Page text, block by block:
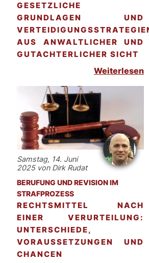
GESETZLICHE
GRUNDLAGEN UND
AUS ANWALTLICHER UND
GUTACHTERLICHER SICHT
Weiterlesen
Samstag, 14. Juni
2025 von Dirk Rudat
BERUFUNG UND REVISION IM
STRAFPROZESS
RECHTSMITTEL NACH
EINER VERURTEILUNG:
UNTERSCHIEDE,
VORAUSSETZUNGEN UND
CHANCEN